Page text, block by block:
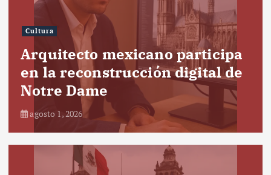
Cultura
Arquitecto mexicano participa
en la reconstrucción digital de
Notre Dame
agosto 1, 2026